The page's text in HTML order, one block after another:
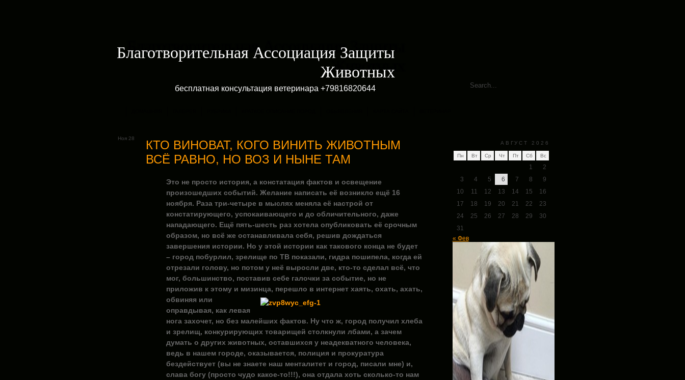
Благотворительная Ассоциация Защиты
Животных
бесплатная консультация ветеринара +79816820644
Ноя 28
КТО ВИНОВАТ, КОГО ВИНИТЬ ЖИВОТНЫМ
ВСЁ РАВНО, НО ВОЗ И НЫНЕ ТАМ
Это не просто история, а констатация фактов и освещение
произошедших событий. Желание написать её возникло ещё 16
ноября. Раза три-четыре в мыслях меняла её настрой от
констатирующего, успокаивающего и до обличительного, даже
нападающего. Ещё пять-шесть раз хотела опубликовать её срочным
образом, но всё же останавливала себя, решив дождаться
завершения истории. Но у этой истории как такового конца не будет
– город побурлил, зрелище по ТВ показали, гидра пошипела, когда ей
отрезали голову, но потом у неё выросли две, кто-то сделал всё, что
мог, большинство, поставив себе галочки за событие, но не
приложив к этому и мизинца, перешло в интернет хаять, охать, ахать,
обвиняя или
оправдывая, как левая
нога захочет, но без малейших фактов. Ну что ж, город получил хлеба
и зрелищ, конкурирующих товарищей столкнули лбами, а зачем
думать о других животных, оставшихся у неадекватного человека,
ведь в нашем городе, оказывается, полиция и прокуратура
бездействует (вы не знаете наш менталитет и город, писали мне) и,
слава богу (просто чудо какое-то!!!), она отдала хоть сколько-то нам
АВГУСТ 2026
Пн Вт Ср Чт Пт Сб Вс
1
2
3
4 5 6 7 8
9
10
11 12 13 14 15
16
17
18 19 20 21 22
23
24
25 26 27 28 29
30
31
« Фев